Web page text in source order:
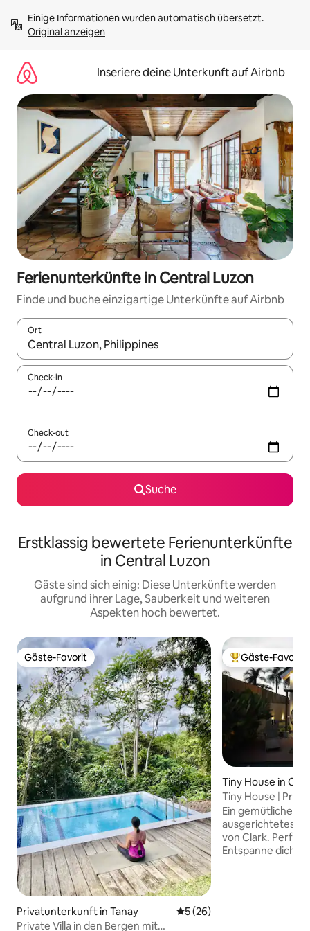
Inhalten
springenOriginal anzeigen
Inseriere deine Unterkunft auf Airbnb
Ferienunterkünfte in Central Luzon
Finde und buche einzigartige Unterkünfte auf Airbnb
Ort
Wenn Ergebnisse verfügbar sind, navigiere mit den
Check-in
Check-out
Suche
Erstklassig bewertete Ferienunterkünfte
in Central Luzon
Gäste sind sich einig: Diese Unterkünfte werden
aufgrund ihrer Lage, Sauberkeit und weiteren
Aspekten hoch bewertet.
Gäste-Favorit
Gäste-Favorit
Privatunterkunft in Tanay Durchschnittliche
5 (26)
Private Villa in den Bergen mit
Beliebter Gäste-
Gäste-Favorit
Tiny House in
Tiny House |
von Clark |
Ein gemütliches,
ausgerichtetes
von Clark.
Entspanne dich